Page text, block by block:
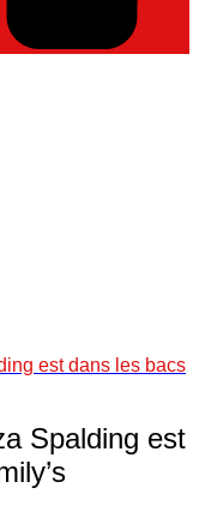
est dans les bacs
Spalding est